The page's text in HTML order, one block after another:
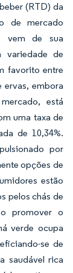
(RTD) da
de mercado
vem de sua
variedade de
favorito entre
ervas, embora
está
uma taxa de
de 10,34%.
por
opções de
estão
pelos chás de
promover o
verde ocupa
se de
saudável rica